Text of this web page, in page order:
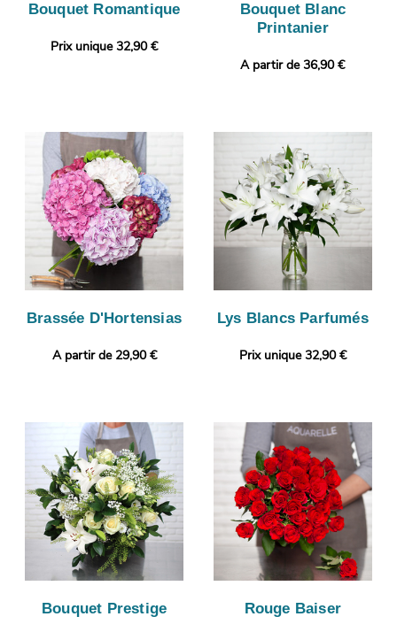
Bouquet Romantique
Prix unique 32,90 €
Bouquet Blanc
Printanier
A partir de 36,90 €
Brassée D'Hortensias
A partir de 29,90 €
Lys Blancs Parfumés
Prix unique 32,90 €
Bouquet Prestige Rouge Baiser